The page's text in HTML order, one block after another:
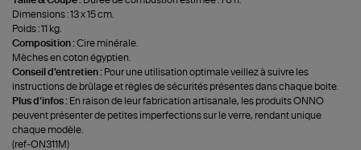
Dimensions : 13 x 15 cm.
Poids : 11 kg.
Composition :Cire minérale.
Mèches en coton égyptien.
Conseil d'entretien : Pour une utilisation optimale veillez à suivre les
instructions de brûlage et règles de sécurités présentes dans chaque boite.
Plus d'infos : En raison de leur fabrication artisanale, les produits ONNO
peuvent présenter de petites imperfections sur le verre, rendant unique
chaque modèle.
(ref-ON311M)